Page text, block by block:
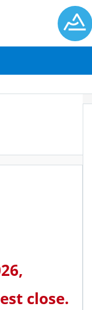
close.